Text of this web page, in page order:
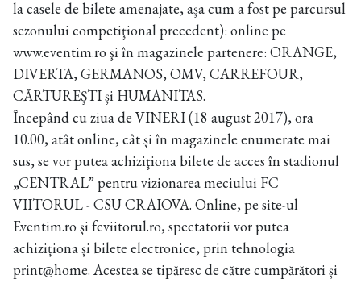
la casele de bilete amenajate, aşa cum a fost pe parcursul
sezonului competiţional precedent): online pe
www.eventim.ro şi în magazinele partenere: ORANGE,
DIVERTA, GERMANOS, OMV, CARREFOUR,
CĂRTUREŞTI şi HUMANITAS.
Începând cu ziua de VINERI (18 august 2017), ora
10.00, atât online, cât și în magazinele enumerate mai
sus, se vor putea achiziţiona bilete de acces în stadionul
„CENTRAL” pentru vizionarea meciului FC
VIITORUL - CSU CRAIOVA. Online, pe site-ul
Eventim.ro și fcviitorul.ro, spectatorii vor putea
achiziționa și bilete electronice, prin tehnologia
print@home. Acestea se tipăresc de către cumpărători și